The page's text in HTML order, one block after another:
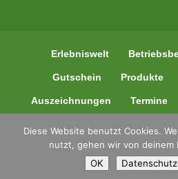
Erlebniswelt
Gutschein Produkte
Auszeichnungen Termine
Diese Website benutzt Cookies.
nutzt, gehen wir von deinem
OK